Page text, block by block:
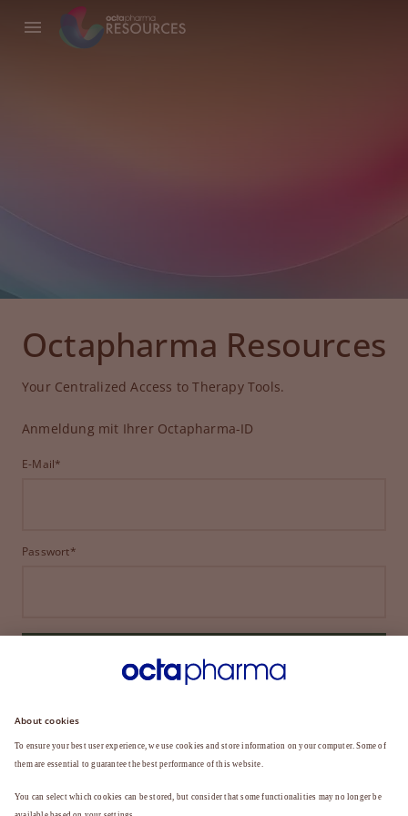
Octapharma Resources
Your Centralized Access to Therapy Tools.
Anmeldung mit Ihrer Octapharma-ID
E-Mail*
Passwort*
ANMELDEN